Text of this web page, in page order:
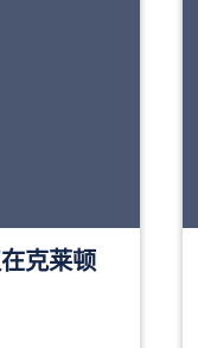
克莱顿